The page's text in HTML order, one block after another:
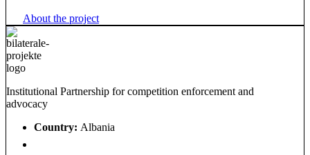
About the project
Institutional Partnership for competition enforcement and
advocacy
Country: Albania